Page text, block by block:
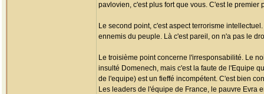
pavlovien, c'est plus fort que vous. C'est le premier
Le second point, c'est aspect terrorisme
ennemis du peuple. Là c'est pareil, on n'a pas le
Le troisième point concerne l'irresponsabilité. Le
insulté Domenech, mais c'est la faute de l'Equipe
de l'equipe) est un fieffé incompétent. C'est bien
Les leaders de l'équipe de France, le pauvre Evra